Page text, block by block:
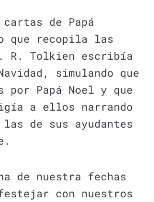
de Papá
que recopila las
R. Tolkien escribía
simulando que
por Papá Noel y que
a ellos narrando
de sus ayudantes
de nuestra fechas
con nuestros